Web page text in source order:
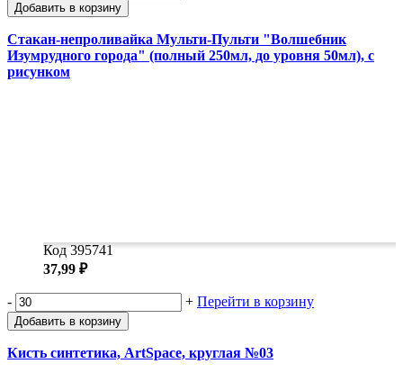
Добавить в корзину
Стакан-непроливайка Мульти-Пульти "Волшебник
Изумрудного города" (полный 250мл, до уровня 50мл), с
рисунком
Код 395741
37,99 ₽
- + Перейти в корзину
Добавить в корзину
Кисть синтетика, ArtSpace, круглая №03